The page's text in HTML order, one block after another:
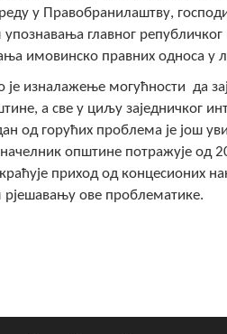
у Правобранилаштву,
главног
имовинско правних односа у
је изналажење могућности да
а све у циљу заједничког
од горућих проблема је још
општине потражује од
приход од концесионих
ове проблематике.